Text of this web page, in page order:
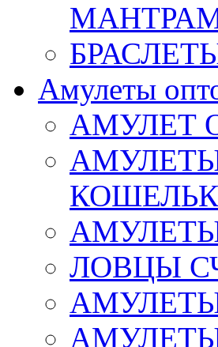
Амулеты
АМУЛЕТ
ЛОВЦЫ